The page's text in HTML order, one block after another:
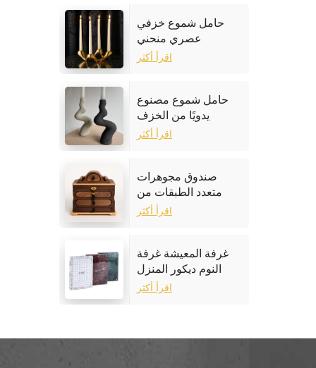
حامل شموع خزفي
عصري منحني
اقرأ أكثر
حامل شموع مصنوع
يدويًا من الخزف
الحجري
اقرأ أكثر
صندوق مجوهرات
متعدد الطبقات من
خشب الجوز
اقرأ أكثر
غرفة المعيشة غرفة
النوم ديكور المنزل
إطار الصورة الرخام
اقرأ أكثر